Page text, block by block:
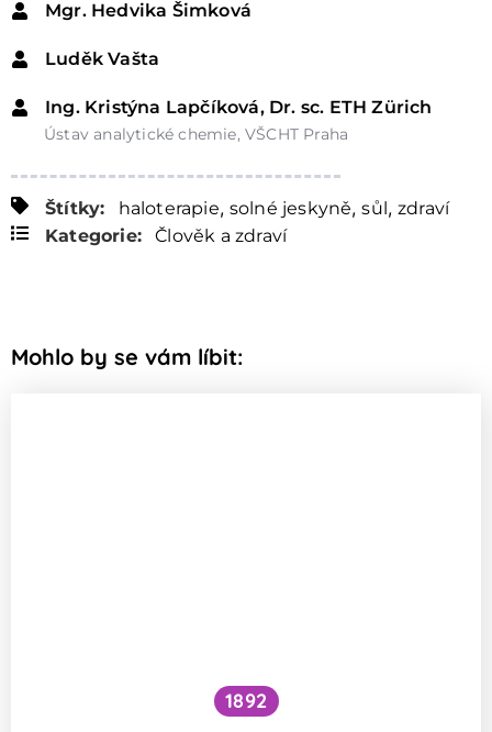
Mgr. Hedvika Šimková
Luděk Vašta
Ing. Kristýna Lapčíková, Dr. sc. ETH Zürich
Ústav analytické chemie, VŠCHT Praha
Štítky: haloterapie, solné jeskyně, sůl , zdraví
Kategorie:
Člověk a zdraví
Mohlo by se vám líbit:
1892